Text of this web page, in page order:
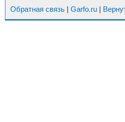
Обратная связь | Garfo.ru |